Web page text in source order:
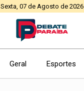
Sexta, 07 de Agosto de 2026
Geral Esportes